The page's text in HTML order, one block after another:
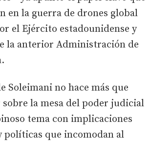
en la guerra de drones global
el Ejército estadounidense y
la anterior Administración de
Soleimani no hace más que
la mesa del poder judicial
tema con implicaciones
políticas que incomodan al